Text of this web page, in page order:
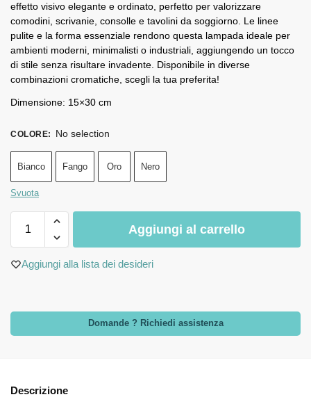
effetto visivo elegante e ordinato, perfetto per valorizzare
comodini, scrivanie, consolle e tavolini da soggiorno. Le linee
pulite e la forma essenziale rendono questa lampada ideale per
ambienti moderni, minimalisti o industriali, aggiungendo un tocco
di stile senza risultare invadente. Disponibile in diverse
combinazioni cromatiche, scegli la tua preferita!
Dimensione: 15×30 cm
COLORE: No selection
Bianco Fango Oro Nero
Svuota
Aggiungi al carrello
Aggiungi alla lista dei desideri
Domande ? Richiedi assistenza
Descrizione